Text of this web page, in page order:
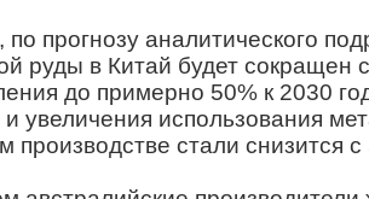
по прогнозу аналитического
руды в Китай будет сокращен
до примерно 50% к 2030
увеличения использования
производстве стали снизится